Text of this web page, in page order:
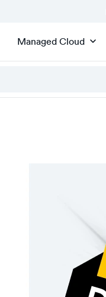
Managed Cloud